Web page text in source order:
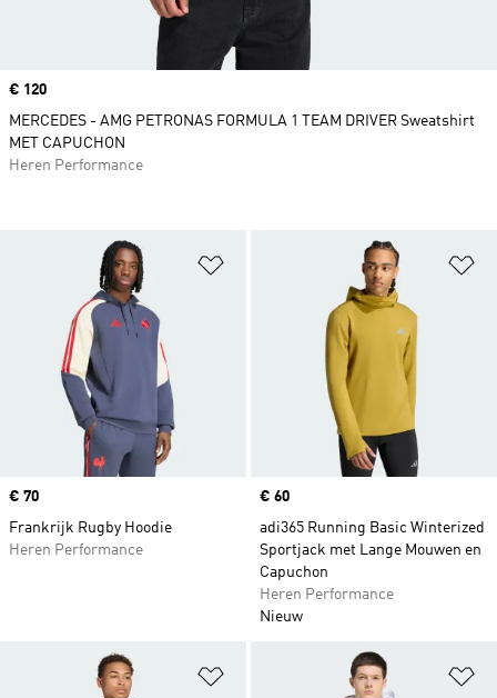
Op verlanglijst zetten
Price
€ 70
Frankrijk Rugby Hoodie
Heren Performance
Price
€ 60
adi365 Running Basic Winterized
Sportjack met Lange Mouwen en
Capuchon
Heren Performance
Nieuw
Op verlanglijst zetten
Price
€ 120
MERCEDES - AMG PETRONAS FORMULA 1 TEAM DRIVER Sweatshirt
MET CAPUCHON
Heren Performance